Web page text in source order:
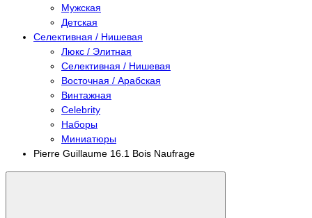
Мужская
Детская
Селективная / Нишевая
Люкс / Элитная
Селективная / Нишевая
Восточная / Арабская
Винтажная
Celebrity
Наборы
Миниатюры
Pierre Guillaume 16.1 Bois Naufrage